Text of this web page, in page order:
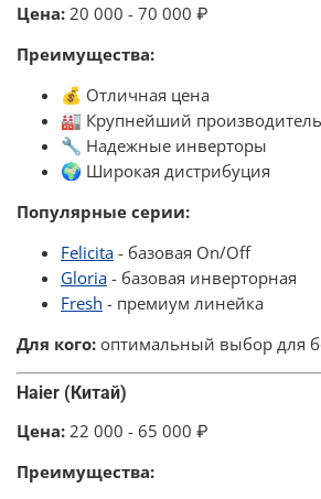
Цена:20 000 - 70 000 ₽
Преимущества:
💰 Отличная цена
🏭 Крупнейший
🔧 Надежные инверторы
🌍 Широкая дистрибуция
Популярные серии:
Felicita- базовая On/Off
Gloria- базовая инверторная
Fresh - премиум линейка
Для кого:оптимальный выбор для
Haier (Китай)
Цена:22 000 - 65 000 ₽
Преимущества: